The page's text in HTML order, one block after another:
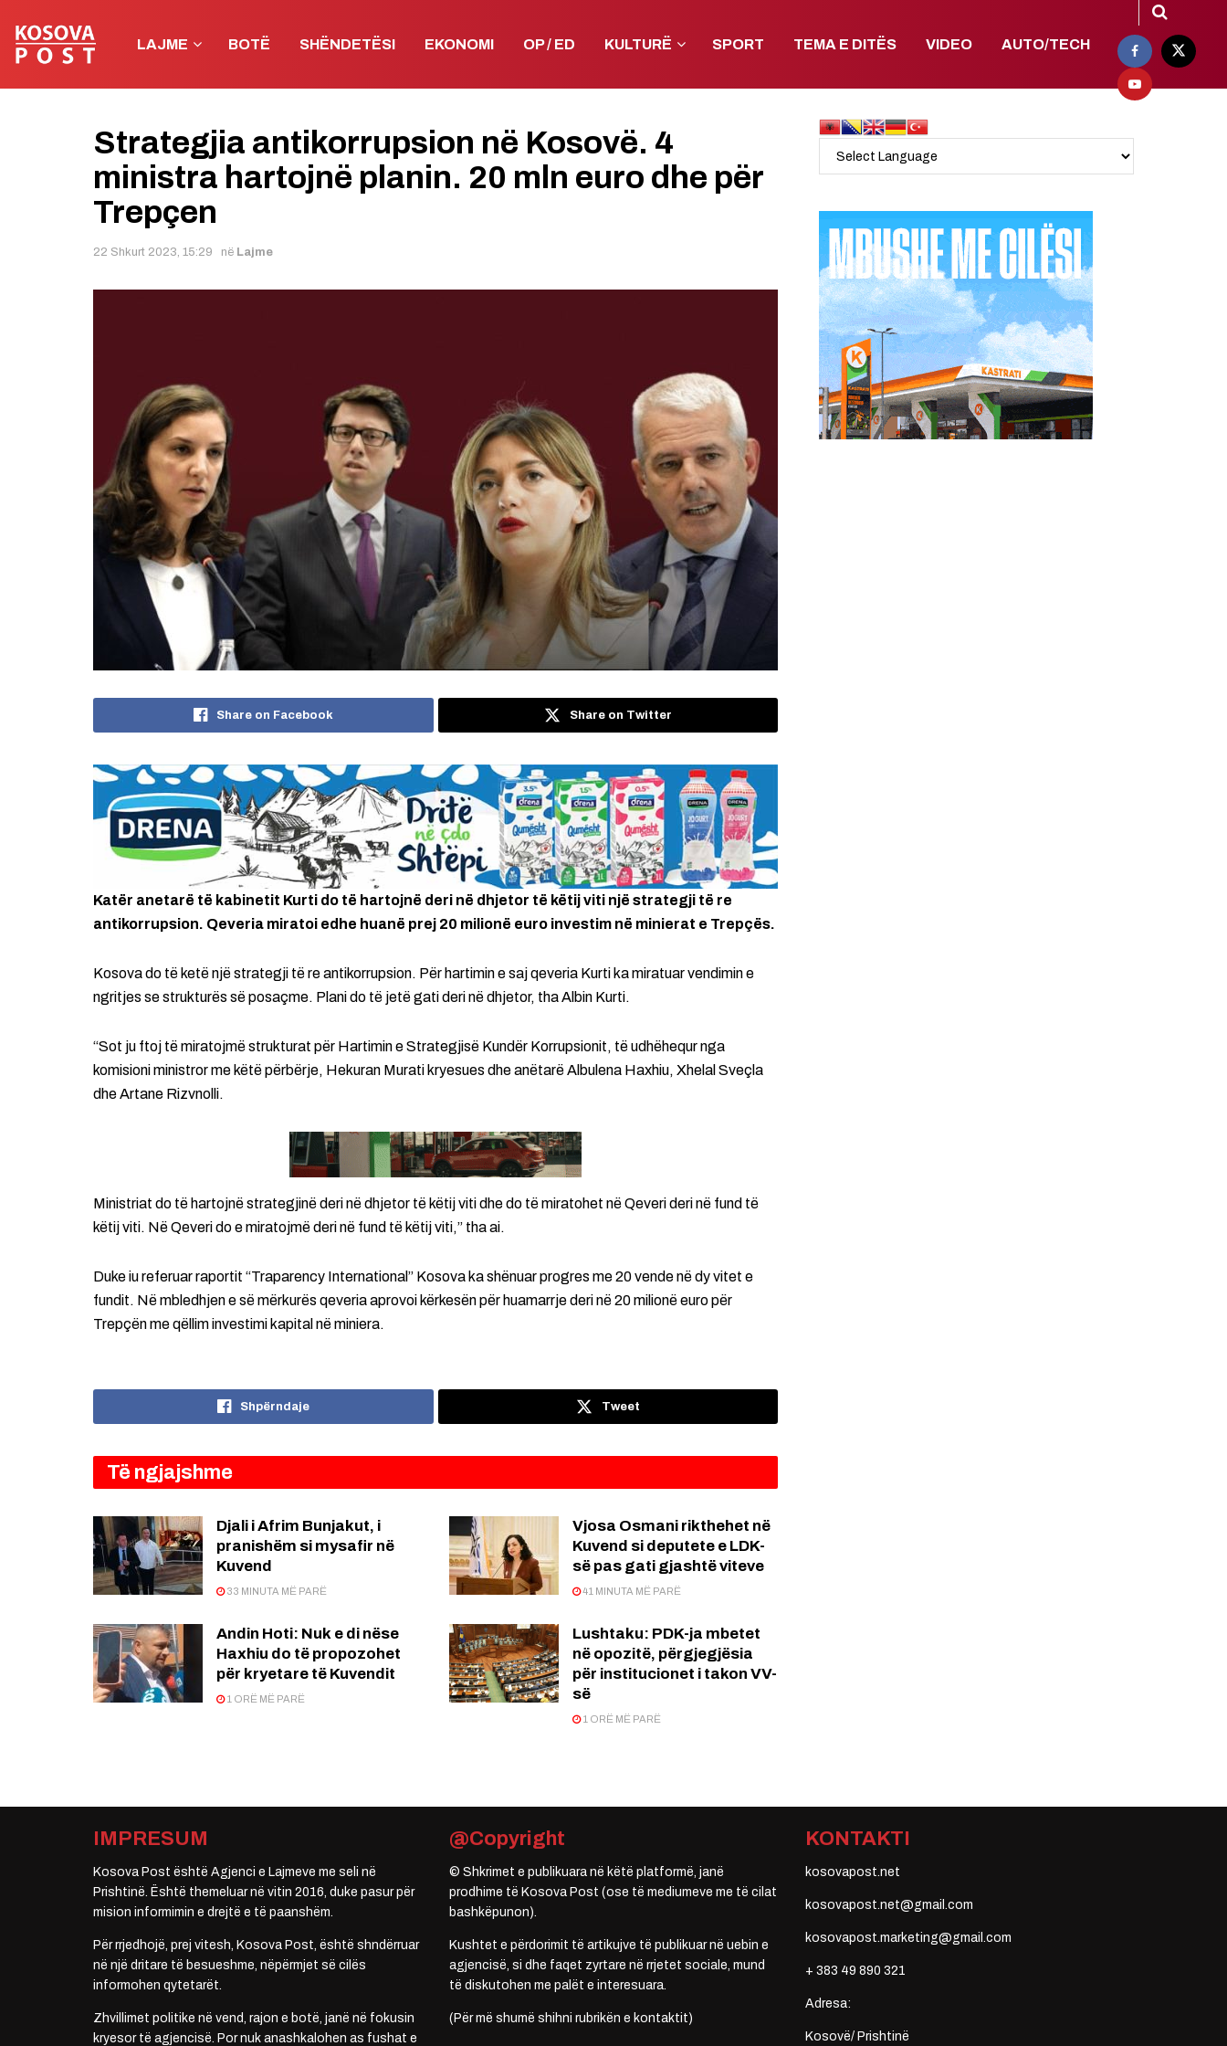
LAJME BOTË SHËNDETËSI EKONOMI OP / ED KULTURË SPORT TEMA E DITËS VIDEO AUTO/TECH
Strategjia antikorrupsion në Kosovë. 4
ministra hartojnë planin. 20 mln euro dhe për
Trepçen
22 Shkurt 2023, 15:29 në Lajme
Share on Facebook Share on Twitter
Katër anetarë të kabinetit Kurti do të hartojnë deri në dhjetor të këtij viti një strategji të re
antikorrupsion. Qeveria miratoi edhe huanë prej 20 milionë euro investim në minierat e Trepçës.
Kosova do të ketë një strategji të re antikorrupsion. Për hartimin e saj qeveria Kurti ka miratuar vendimin e
ngritjes se strukturës së posaçme. Plani do të jetë gati deri në dhjetor, tha Albin Kurti.
“Sot ju ftoj të miratojmë strukturat për Hartimin e Strategjisë Kundër Korrupsionit, të udhëhequr nga
komisioni ministror me këtë përbërje, Hekuran Murati kryesues dhe anëtarë Albulena Haxhiu, Xhelal Sveçla
dhe Artane Rizvnolli.
Ministriat do të hartojnë strategjinë deri në dhjetor të këtij viti dhe do të miratohet në Qeveri deri në fund të
këtij viti. Në Qeveri do e miratojmë deri në fund të këtij viti,” tha ai.
Duke iu referuar raportit “Traparency International” Kosova ka shënuar progres me 20 vende në dy vitet e
fundit. Në mbledhjen e së mërkurës qeveria aprovoi kërkesën për huamarrje deri në 20 milionë euro për
Trepçën me qëllim investimi kapital në miniera.
Shpërndaje Tweet
Të ngjajshme
Djali i Afrim Bunjakut, i
pranishëm si mysafir në
Kuvend
33 MINUTA MË PARË
Vjosa Osmani rikthehet në
Kuvend si deputete e LDK-
së pas gati gjashtë viteve
41 MINUTA MË PARË
Andin Hoti: Nuk e di nëse
Haxhiu do të propozohet
për kryetare të Kuvendit
1 ORË MË PARË
Lushtaku: PDK-ja mbetet
në opozitë, përgjegjësia
për institucionet i takon VV-
së
1 ORË MË PARË
IMPRESUM
Kosova Post është Agjenci e Lajmeve me seli në
Prishtinë. Është themeluar në vitin 2016, duke pasur për
mision informimin e drejtë e të paanshëm.
Për rrjedhojë, prej vitesh, Kosova Post, është shndërruar
në një dritare të besueshme, nëpërmjet së cilës
informohen qytetarët.
Zhvillimet politike në vend, rajon e botë, janë në fokusin
kryesor të agjencisë. Por nuk anashkalohen as fushat e
@Copyright
© Shkrimet e publikuara në këtë platformë, janë
prodhime të Kosova Post (ose të mediumeve me të cilat
bashkëpunon).
Kushtet e përdorimit të artikujve të publikuar në uebin e
agjencisë, si dhe faqet zyrtare në rrjetet sociale, mund
të diskutohen me palët e interesuara.
(Për më shumë shihni rubrikën e kontaktit)
KONTAKTI
kosovapost.net
kosovapost.net@gmail.com
kosovapost.marketing@gmail.com
+ 383 49 890 321
Adresa:
Kosovë/ Prishtinë